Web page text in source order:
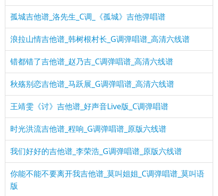
孤城吉他谱_洛先生_C调_《孤城》吉他弹唱谱
浪拉山情吉他谱_韩树根村长_G调弹唱谱_高清六线谱
错都错了吉他谱_赵乃吉_C调弹唱谱_高清六线谱
秋殇别恋吉他谱_马跃展_G调弹唱谱_高清六线谱
王靖雯《讨》吉他谱_好声音Live版_C调弹唱谱
时光洪流吉他谱_程响_G调弹唱谱_原版六线谱
我们好好的吉他谱_李荣浩_G调弹唱谱_原版六线谱
你能不能不要离开我吉他谱_莫叫姐姐_C调弹唱谱_莫叫语
版